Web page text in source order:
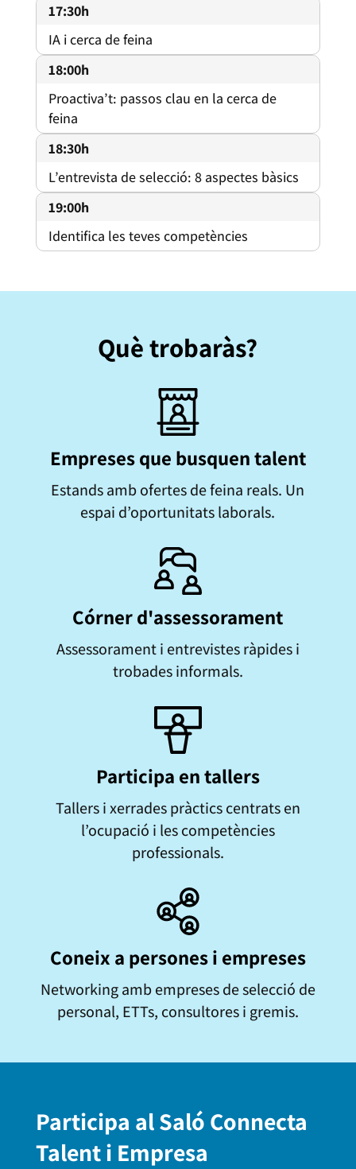
17:30h
IA i cerca de feina
18:00h
Proactiva’t: passos clau en la cerca de
feina
18:30h
L’entrevista de selecció: 8 aspectes bàsics
19:00h
Identifica les teves competències
Què trobaràs?
Empreses que busquen talent
Estands amb ofertes de feina reals. Un
espai d’oportunitats laborals.
Córner d'assessorament
Assessorament i entrevistes ràpides i
trobades informals.
Participa en tallers
Tallers i xerrades pràctics centrats en
l’ocupació i les competències
professionals.
Coneix a persones i empreses
Networking amb empreses de selecció de
personal, ETTs, consultores i gremis.
Participa al Saló Connecta
Talent i Empresa